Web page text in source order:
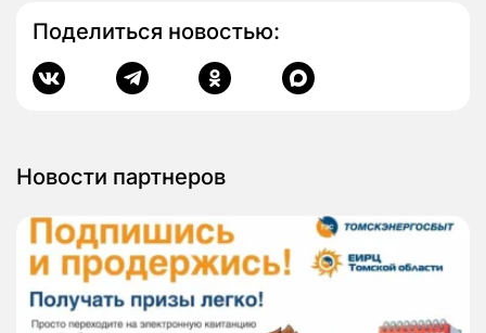
Поделиться новостью:
Новости партнеров